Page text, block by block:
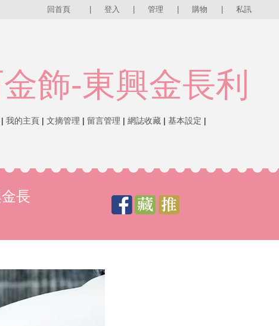
回首頁 登入 管理 購物 私訊
飾-東興金長利
| 我的主頁 | 文摘管理 | 留言管理 | 網誌收藏 | 基本設定 |
長